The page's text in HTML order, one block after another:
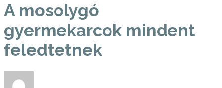
A mosolygó
gyermekarcok mindent
feledtetnek